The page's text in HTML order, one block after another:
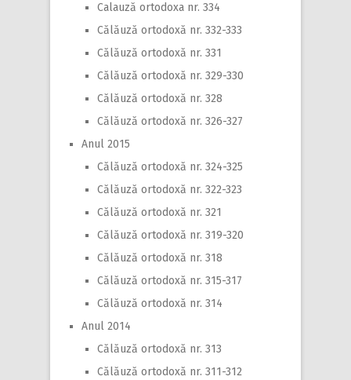
Calauză ortodoxa nr. 334
Călăuză ortodoxă nr. 332-333
Călăuză ortodoxă nr. 331
Călăuză ortodoxă nr. 329-330
Călăuză ortodoxă nr. 328
Călăuză ortodoxă nr. 326-327
Anul 2015
Călăuză ortodoxă nr. 324-325
Călăuză ortodoxă nr. 322-323
Călăuză ortodoxă nr. 321
Călăuză ortodoxă nr. 319-320
Călăuză ortodoxă nr. 318
Călăuză ortodoxă nr. 315-317
Călăuză ortodoxă nr. 314
Anul 2014
Călăuză ortodoxă nr. 313
Călăuză ortodoxă nr. 311-312